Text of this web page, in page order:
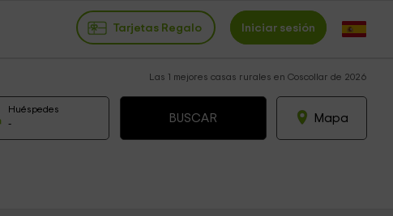
Tarjetas Regalo Iniciar sesión
Las 1 mejores casas rurales en Coscollar de 2026
Huéspedes
Mapa